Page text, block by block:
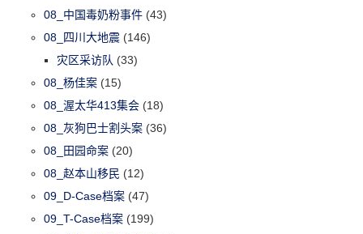
08_中国毒奶粉事件 (43)
08_四川大地震 (146)
灾区采访队 (33)
08_杨佳案 (15)
08_渥太华413集会 (18)
08_灰狗巴士割头案 (36)
08_田园命案 (20)
08_赵本山移民 (12)
09_D-Case档案 (47)
09_T-Case档案 (199)